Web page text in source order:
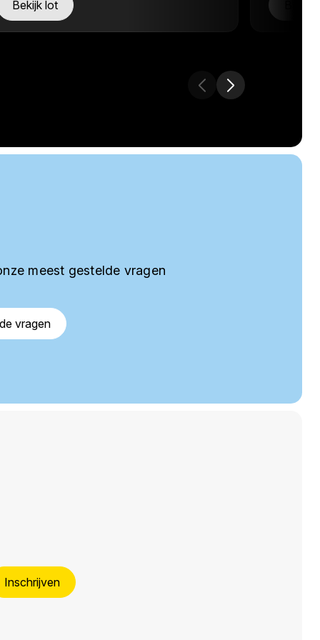
Bekijk lot
meest gestelde vragen
vragen
Inschrijven